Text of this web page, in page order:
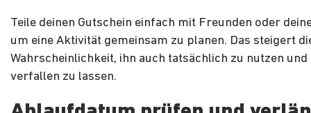
Teile deinen Gutschein einfach mit Freunden oder
um eine Aktivität gemeinsam zu planen. Das steigert
Wahrscheinlichkeit, ihn auch tatsächlich zu nutzen und
verfallen zu lassen.